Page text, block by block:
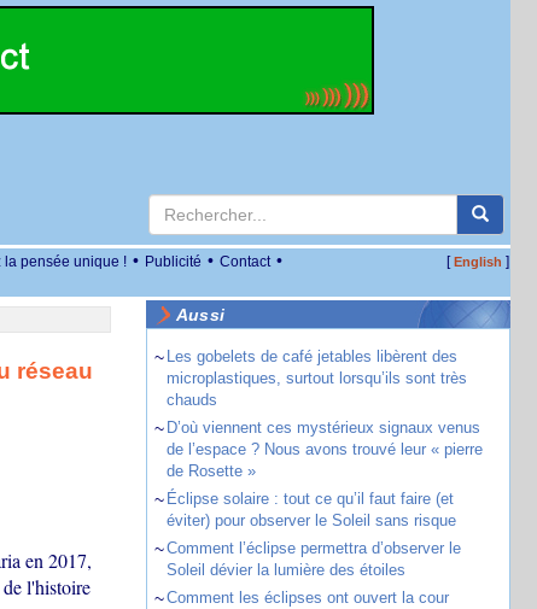
la pensée unique ! • Publicité • Contact • [English ]
réseau
en 2017,
l'histoire
Aussi
~ Les gobelets de café jetables libèrent des
microplastiques, surtout lorsqu’ils sont très
chauds
~ D’où viennent ces mystérieux signaux venus
de l’espace ? Nous avons trouvé leur « pierre
de Rosette »
~ Éclipse solaire : tout ce qu’il faut faire (et
éviter) pour observer le Soleil sans risque
~Comment l’éclipse permettra d’observer le
Soleil dévier la lumière des étoiles
~Comment les éclipses ont ouvert la cour